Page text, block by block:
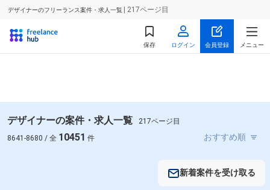
デザイナーのフリーランス案件・求人一覧 | 217ページ目
保存 ログイン 会員登録 メニュー
デザイナーの案件・求人一覧
217ページ目
8641-8680 / 全 10451 件
新着案件を受け取る